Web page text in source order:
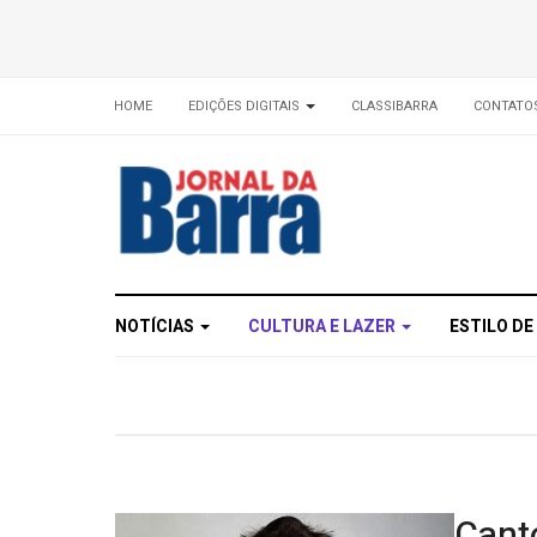
HOME EDIÇÕES DIGITAIS CLASSIBARRA
NOTÍCIAS CULTURA E LAZER ESTILO